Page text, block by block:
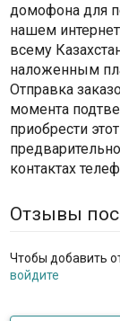
домофона для
нашем
всему
наложенным
Отправка
момента
приобрести
контактах
Отзывы
Чтобы добавить
войдите